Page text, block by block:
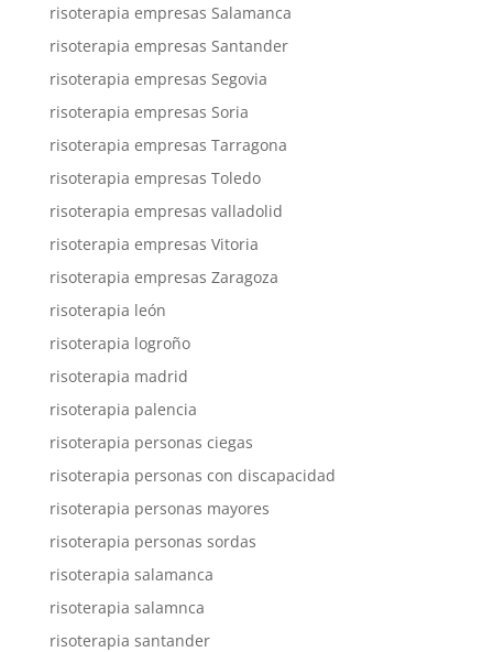
risoterapia empresas Salamanca
risoterapia empresas Santander
risoterapia empresas Segovia
risoterapia empresas Soria
risoterapia empresas Tarragona
risoterapia empresas Toledo
risoterapia empresas valladolid
risoterapia empresas Vitoria
risoterapia empresas Zaragoza
risoterapia león
risoterapia logroño
risoterapia madrid
risoterapia palencia
risoterapia personas ciegas
risoterapia personas con discapacidad
risoterapia personas mayores
risoterapia personas sordas
risoterapia salamanca
risoterapia salamnca
risoterapia santander